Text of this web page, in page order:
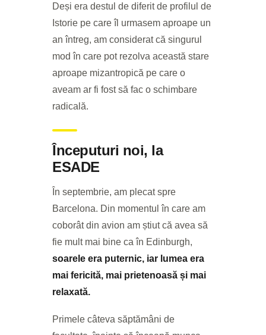
Deși era destul de diferit de profilul de
Istorie pe care îl urmasem aproape un
an întreg, am considerat că singurul
mod în care pot rezolva această stare
aproape mizantropică pe care o
aveam ar fi fost să fac o schimbare
radicală.
Începuturi noi, la
ESADE
În septembrie, am plecat spre
Barcelona. Din momentul în care am
coborât din avion am știut că avea să
fie mult mai bine ca în Edinburgh,
soarele era puternic, iar lumea era
mai fericită, mai prietenoasă și mai
relaxată.
Primele câteva săptămâni de